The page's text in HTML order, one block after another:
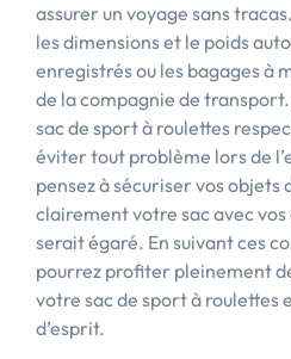
assurer un voyage sans
les dimensions et le poids
enregistrés ou les bagages à
de la compagnie de
sac de sport à roulettes
éviter tout problème lors de
pensez à sécuriser vos
clairement votre sac avec vos
serait égaré. En suivant ces
pourrez profiter pleinement
votre sac de sport à roulettes
d’esprit.